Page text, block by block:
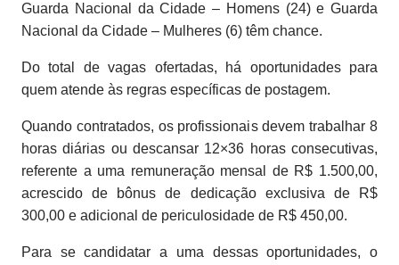
Guarda Nacional da Cidade – Homens (24) e Guarda
Nacional da Cidade – Mulheres (6) têm chance.
Do total de vagas ofertadas, há oportunidades para
quem atende às regras específicas de postagem.
Quando contratados, os profissionais devem trabalhar 8
horas diárias ou descansar 12×36 horas consecutivas,
referente a uma remuneração mensal de R$ 1.500,00,
acrescido de bônus de dedicação exclusiva de R$
300,00 e adicional de periculosidade de R$ 450,00.
Para se candidatar a uma dessas oportunidades, o